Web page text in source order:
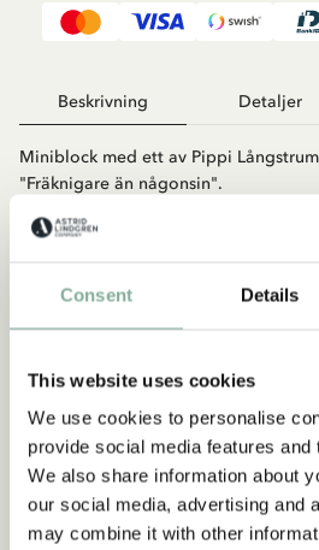
Consent Details
This website uses cookies
We use cookies to personalise
provide social media features and
We also share information about
our social media, advertising and
may combine it with other
Beskrivning Detaljer
Miniblock med ett av Pippi
"Fräknigare än någonsin".
Blocket är förslutningsbart. Storlek
återfinns också på magneter och
Upptäck mer från Pippi
KLÄDER INREDNING